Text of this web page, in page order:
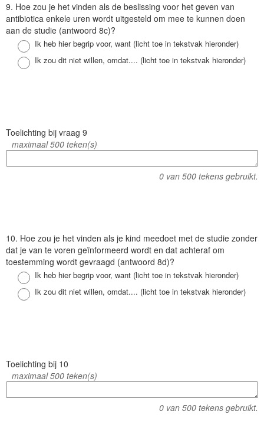
V
r
a
9. Hoe zou je het vinden als de beslissing voor het geven van
antibiotica enkele uren wordt uitgesteld om mee te kunnen doen
aan de studie (antwoord 8c)?
Antwoord
Ik heb hier begrip voor, want (licht toe in tekstvak hieronder)
Antwoord
Ik zou dit niet willen, omdat.... (licht toe in tekstvak hieronder)
V
a
Toelichting bij vraag 9
maximaal 500 teken(s)
0 van 500 tekens gebruikt.
V
r
a
10. Hoe zou je het vinden als je kind meedoet met de studie zonder
dat je van te voren geïnformeerd wordt en dat achteraf om
toestemming wordt gevraagd (antwoord 8d)?
Antwoord
Ik heb hier begrip voor, want (licht toe in tekstvak hieronder)
Antwoord
Ik zou dit niet willen, omdat.... (licht toe in tekstvak hieronder)
V
a
Toelichting bij 10
maximaal 500 teken(s)
0 van 500 tekens gebruikt.